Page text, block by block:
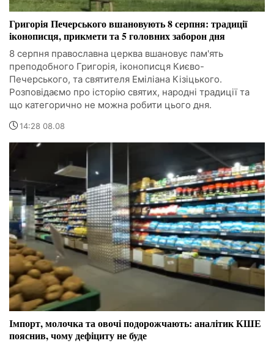
Григорія Печерського вшановують 8 серпня: традиції
іконописця, прикмети та 5 головних заборон дня
8 серпня православна церква вшановує пам'ять
преподобного Григорія, іконописця Києво-
Печерського, та святителя Еміліана Кізіцького.
Розповідаємо про історію святих, народні традиції та
що категорично не можна робити цього дня.
14:28 08.08
Імпорт, молочка та овочі подорожчають: аналітик КШЕ
пояснив, чому дефіциту не буде